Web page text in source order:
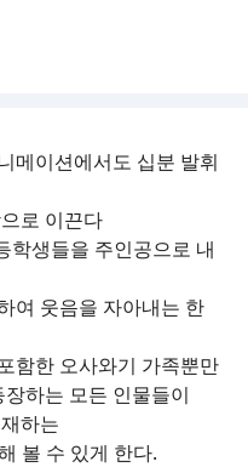
메이션에서도 십분 발휘
로 이끈다
학생들을 주인공으로 내
여 웃음을 자아내는 한
함한 오사와기 가족뿐만
하는 모든 인물들이
하는
볼 수 있게 한다.